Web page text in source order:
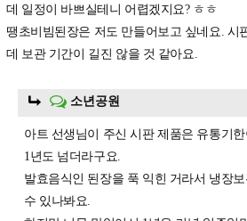
데 일정이 바쁘실테니 어렵겠지요? ㅎㅎ
땡초비빔된장은 저도 만들어보고 싶네요. 시
데 보관 기간이 길진 않을 것 같아요.
소년공원
아트 선생님이 주신 시판 제품은 유통기
1년도 넘더라구요.
발효음식인 된장을 푹 익힌 거라서 냉장
수 있나봐요.